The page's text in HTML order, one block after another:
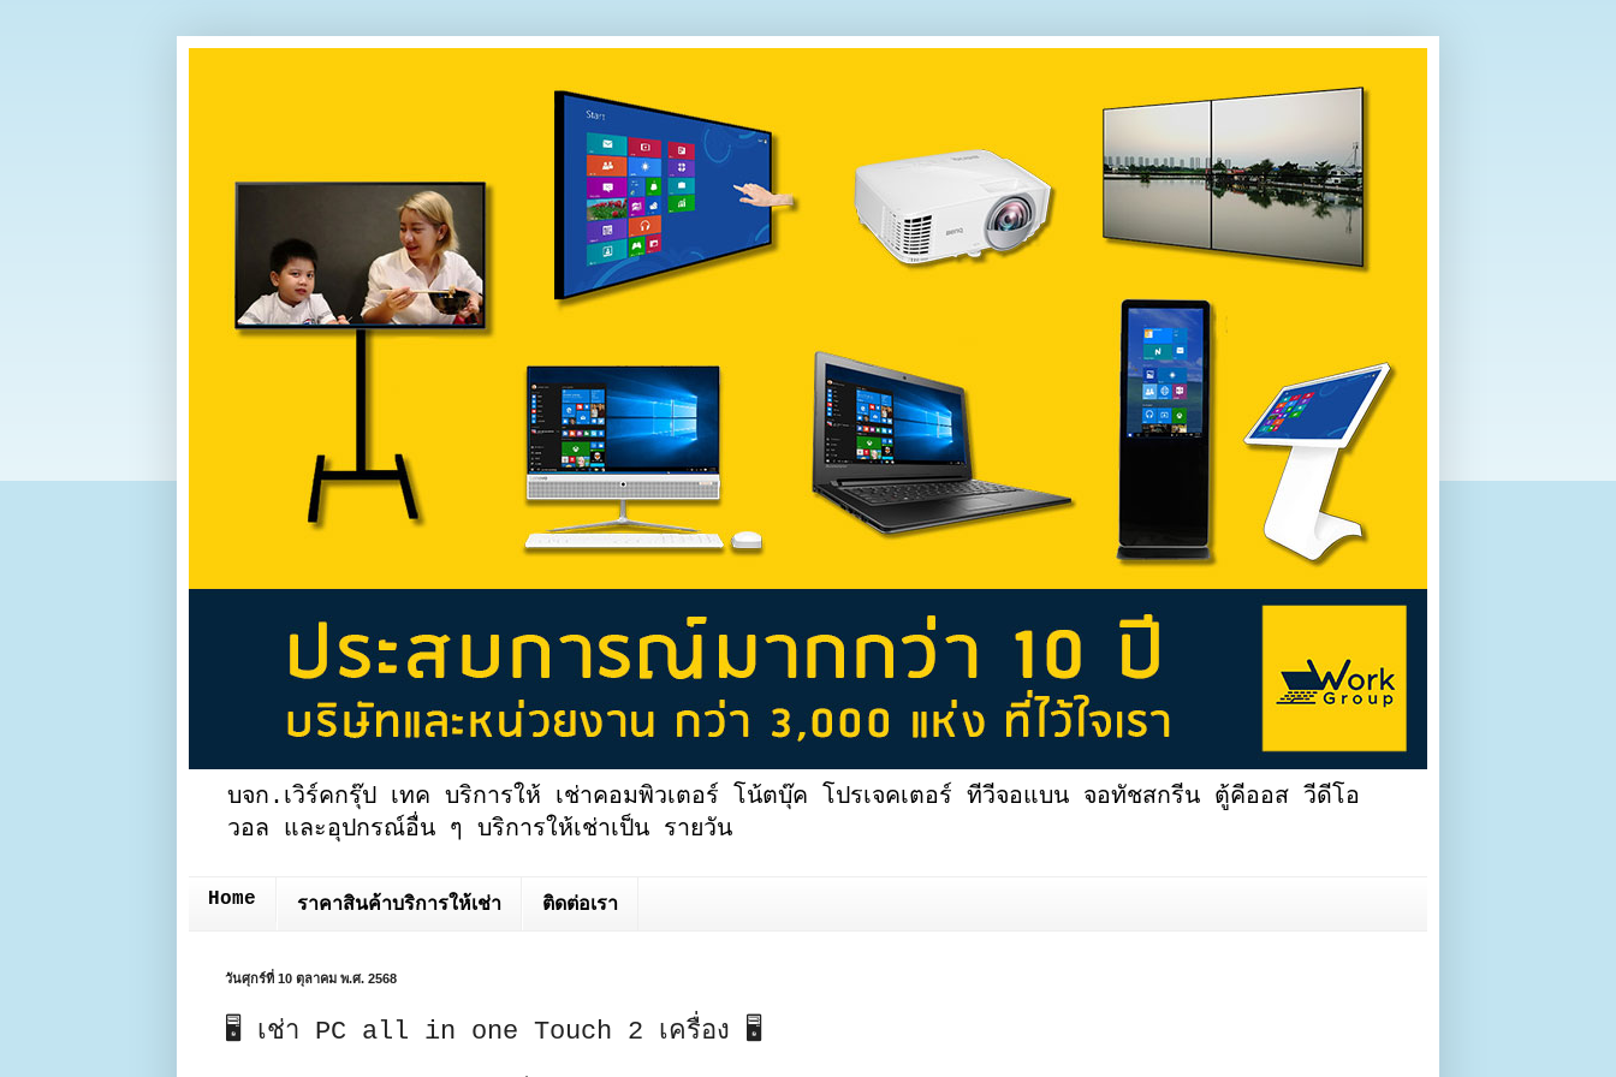
บจก.เวิร์คกรุ๊ป เทค บริการให้ เช่าคอมพิวเตอร์ โน้ตบุ๊ค โปรเจคเตอร์ ทีวีจอแบน จอทัชสกรีน ตู้คีออส วีดีโอ
วอล และอุปกรณ์อื่น ๆ บริการให้เช่าเป็น รายวัน
Home ราคาสินค้าบริการให้เช่า ติดต่อเรา
วันศุกร์ที่ 10 ตุลาคม พ.ศ. 2568
🖥 เช่า PC all in one Touch 2 เครื่อง 🖥